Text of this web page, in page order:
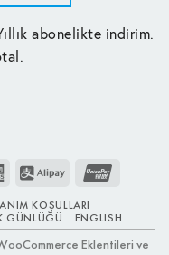
abonelikte indirim.
American
Alipay
KOŞULLARI
GÜNLÜĞÜ ENGLISH
Eklentileri ve